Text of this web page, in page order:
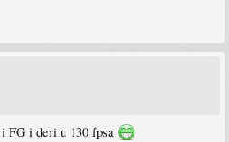
FG i deri u 130 fpsa